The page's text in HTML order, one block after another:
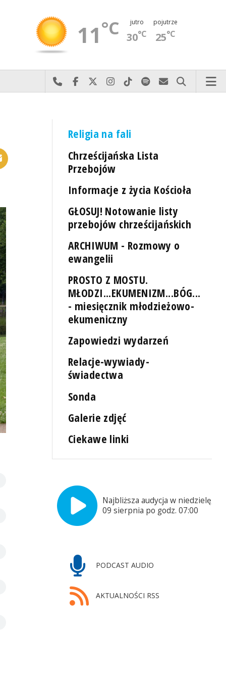
11°C jutro
30°C
pojutrze
25°C
Najlepiej po prostu do nas zadzwoń
Odwiedź nas na Facebook-u
Odwiedź nas na X
Odwiedź nas na Instagram-ie
Odwiedź nas na TikTok-u
Szukaj nas na Spotify
Wyślij do nas
Szukaj
Fot. Piotr Kołodziejski [Radio Szczecin]
Religia na fali
Chrześcijańska Lista
Przebojów
Informacje z życia Kościoła
GŁOSUJ! Notowanie listy
przebojów chrześcijańskich
ARCHIWUM - Rozmowy o
ewangelii
PROSTO Z MOSTU.
MŁODZI...EKUMENIZM...BÓG...
- miesięcznik młodzieżowo-
ekumeniczny
Zapowiedzi wydarzeń
Relacje-wywiady-
świadectwa
Sonda
Galerie zdjęć
Ciekawe linki
Najbliższa audycja w niedzielę,
09 sierpnia po godz. 07:00
PODCAST AUDIO
AKTUALNOŚCI RSS